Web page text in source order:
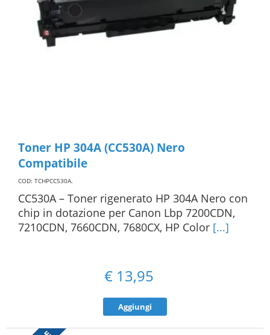
Toner HP 304A (CC530A) Nero
Compatibile
COD: TCHPCC530A.
CC530A – Toner rigenerato HP 304A Nero con
chip in dotazione per Canon Lbp 7200CDN,
7210CDN, 7660CDN, 7680CX, HP Color [...]
€ 13,95
Aggiungi